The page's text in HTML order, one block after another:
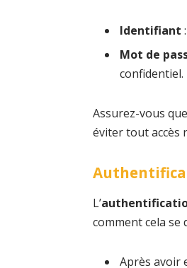
Identifiant
Mot de
confidentiel.
Assurez-vous
éviter tout accès
L’
comment cela se
Après avoir